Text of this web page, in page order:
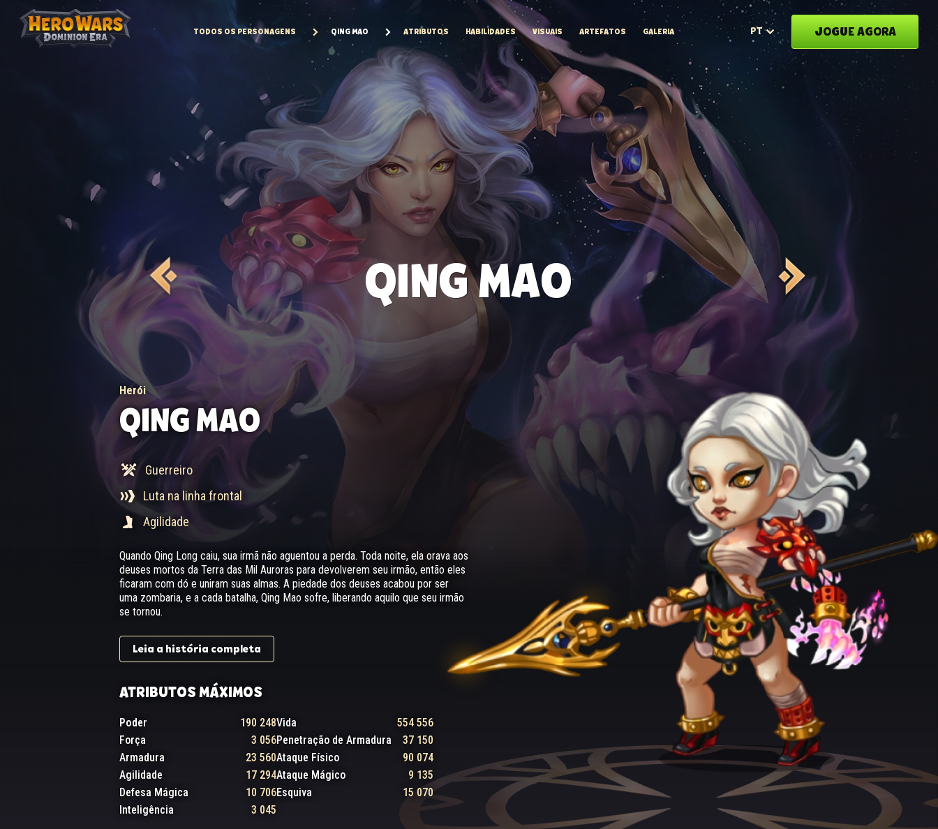
TODOS OS PERSONAGENS QING MAO ATRIBUTOS HABILIDADES VISUAIS ARTEFATOS GALERIA PT JOGUE AGORA
QING MAO
Herói
QING MAO
Guerreiro
Luta na linha frontal
Agilidade
Quando Qing Long caiu, sua irmã não aguentou a perda. Toda noite, ela orava aos
deuses mortos da Terra das Mil Auroras para devolverem seu irmão, então eles
ficaram com dó e uniram suas almas. A piedade dos deuses acabou por ser
uma zombaria, e a cada batalha, Qing Mao sofre, liberando aquilo que seu irmão
se tornou.
Leia a história completa
ATRIBUTOS MÁXIMOS
Poder 190 248Vida
554 556
Força
3 056Penetração de Armadura
37 150
Armadura
23 560Ataque Físico
90 074
Agilidade
17 294Ataque Mágico
9 135
Defesa Mágica
10 706Esquiva
15 070
Inteligência
3 045